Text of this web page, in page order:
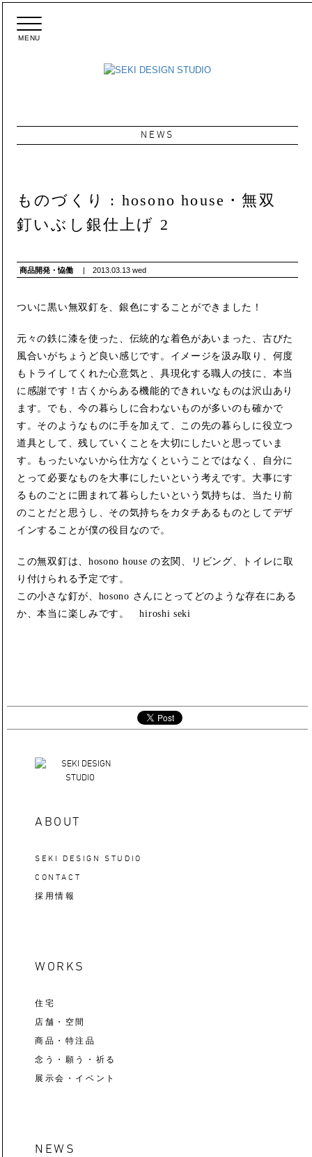
MENU
NEWS
ものづくり : hosono house・無双
釘いぶし銀仕上げ 2
商品開発・恊働 | 2013.03.13 wed
ついに黒い無双釘を、銀色にすることができました！
元々の鉄に漆を使った、伝統的な着色があいまった、古びた
風合いがちょうど良い感じです。イメージを汲み取り、何度
もトライしてくれた心意気と、具現化する職人の技に、本当
に感謝です！古くからある機能的できれいなものは沢山あり
ます。でも、今の暮らしに合わないものが多いのも確かで
す。そのようなものに手を加えて、この先の暮らしに役立つ
道具として、残していくことを大切にしたいと思っていま
す。もったいないから仕方なくということではなく、自分に
とって必要なものを大事にしたいという考えです。大事にす
るものごとに囲まれて暮らしたいという気持ちは、当たり前
のことだと思うし、その気持ちをカタチあるものとしてデザ
インすることが僕の役目なので。
この無双釘は、hosono house の玄関、リビング、トイレに取
り付けられる予定です。
この小さな釘が、hosono さんにとってどのような存在にある
か、本当に楽しみです。 hiroshi seki
ABOUT
SEKI DESIGN STUDIO
CONTACT
採用情報
WORKS
住宅
店舗・空間
商品・特注品
念う・願う・祈る
展示会・イベント
NEWS